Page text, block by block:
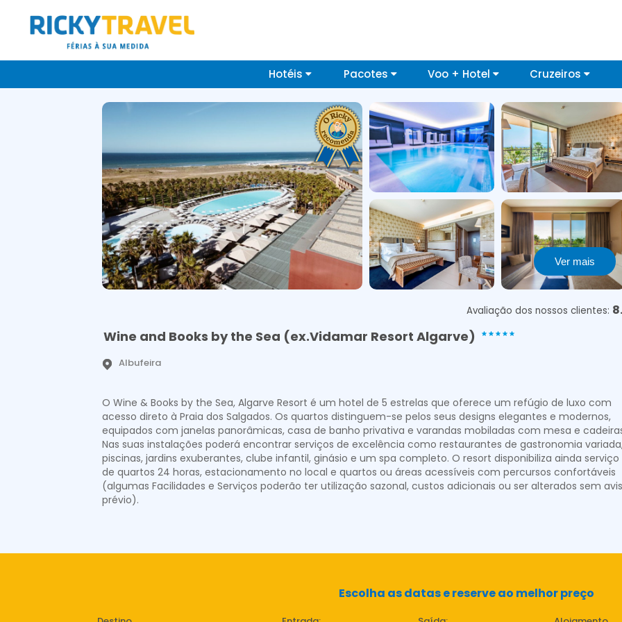
Hotéis Pacotes Voo + Hotel Cruzeiros
Avaliação dos nossos clientes:
Wine and Books by the Sea (ex.Vidamar Resort Algarve)
Albufeira
Ver mais
O Wine & Books by the Sea, Algarve Resort é um hotel de 5 estrelas que oferece um refúgio de luxo com
acesso direto à Praia dos Salgados. Os quartos distinguem-se pelos seus designs elegantes e modernos,
equipados com janelas panorâmicas, casa de banho privativa e varandas mobiladas com mesa e
Nas suas instalações poderá encontrar serviços de excelência como restaurantes de gastronomia
piscinas, jardins exuberantes, clube infantil, ginásio e um spa completo. O resort disponibiliza ainda serviço
de quartos 24 horas, estacionamento no local e quartos ou áreas acessíveis com percursos confortáveis
(algumas Facilidades e Serviços poderão ter utilização sazonal, custos adicionais ou ser alterados sem
prévio).
Escolha as datas e reserve ao melhor preço